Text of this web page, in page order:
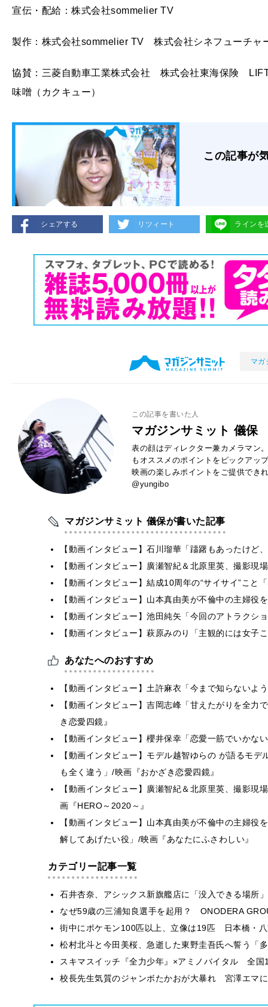
宣伝・配給：株式会社sommelier TV
製作：株式会社sommelier TV 株式会社シネフューチ
協賛：三菱自動車工業株式会社 株式会社東海保険
味噌（カクキュー）
この記事が
シェアする リツィート ラインを
マガ
この記事を書いた人
マガジンサミット 儀保
表の顔はディレクター兼カメラマン
もオススメのポイントをピックアッ
映画の楽しみポイントをご提供でき
@yungibo
マガジンサミット 儀保が書いた記事
【動画インタビュー】石川瑠華「躊躇もあったけど
【動画インタビュー】廣瀬智紀＆北原里英、撮影現
【動画インタビュー】結成10周年の“サイサイ”こと
【動画インタビュー】山本真由美が不倫中の主婦
【動画インタビュー】池田純矢「今回のアトラク
【動画インタビュー】萩原みのり「主観的には女
あなたへのおすすめ
【動画インタビュー】土許麻衣「今まで知らないよ
【動画インタビュー】吉岡志峰「甘えたがりを全力
き恋愛四鏡』
【動画インタビュー】櫻井保幸「恋愛一筋でいかな
【動画インタビュー】モデル越智ゆらの が語るモ
も全く違う」/映画『おかざき恋愛四鏡』
【動画インタビュー】廣瀬智紀＆北原里英、撮影現
画『HERO～2020～』
【動画インタビュー】山本真由美が不倫中の主婦役
解してあげたい役」/映画『あなたにふさわしい』
カテゴリー記事一覧
石井杏奈、アシックス新旗艦店に「没入できる場所
なぜ59歳の三浦知良選手を起用？ ONODERA
街中にポケモン100匹以上、立像は19匹 日本橋・
松村北斗と今田美桜、急逝した東野圭吾氏へ誓う「
スキマスイッチ『全力少年』×アミノバイタル 全国
校長先生気質のジャンボたかおが大暴れ 宮澤エマ